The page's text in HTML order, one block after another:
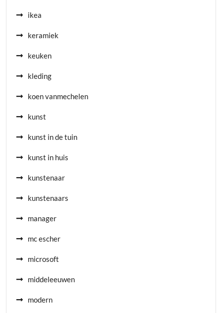
ikea
keramiek
keuken
kleding
koen vanmechelen
kunst
kunst in de tuin
kunst in huis
kunstenaar
kunstenaars
manager
mc escher
microsoft
middeleeuwen
modern